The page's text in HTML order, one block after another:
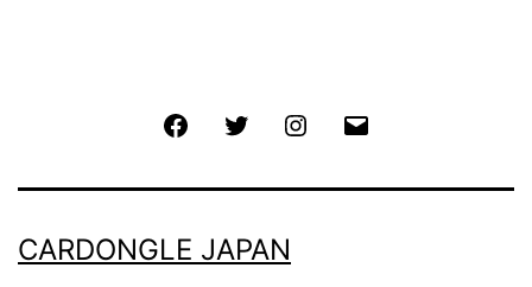
FacebookTwitter Instagram
CARDONGLE JAPAN